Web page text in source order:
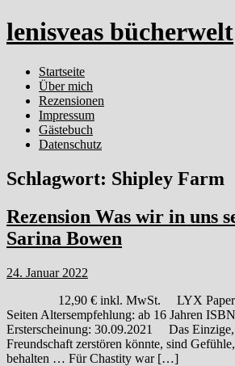
lenisveas bücherwelt
Startseite
Über mich
Rezensionen
Impressum
Gästebuch
Datenschutz
Schlagwort: Shipley Farm
Rezension Was wir in uns
Sarina Bowen
24. Januar 2022
12,90 € inkl. MwSt. LYX
Seiten Altersempfehlung: ab 16 Jahren
Ersterscheinung: 30.09.2021 Das Einzige,
Freundschaft zerstören könnte, sind
behalten … Für Chastity war […]